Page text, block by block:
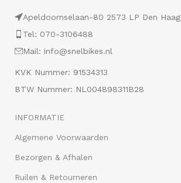
Apeldoornselaan-80 2573 LP Den Haag
Tel: 070-3106488
Mail: info@snelbikes.nl
KVK Nummer: 91534313
BTW Nummer: NL004898311B28
INFORMATIE
Algemene Voorwaarden
Bezorgen & Afhalen
Ruilen & Retourneren